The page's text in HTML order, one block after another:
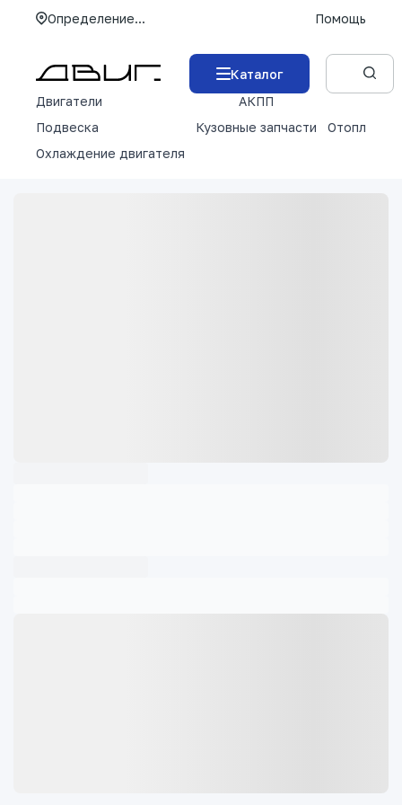
Определение... Помощь
Каталог
Двигатели
АКПП
Подвеска
Кузовные запчасти
Отопление
Охлаждение двигателя